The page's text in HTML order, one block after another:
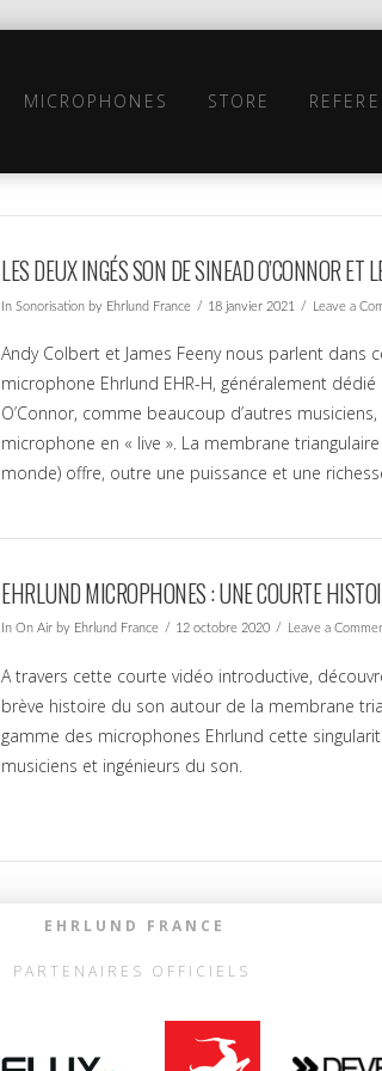
MICROPHONES STORE
LES DEUX INGÉS SON DE SINEAD O’CONNOR
In Sonorisation by Ehrlund France 18 janvier 2021 Leave a
Andy Colbert et James Feeny nous parlent dans
microphone Ehrlund EHR-H, généralement
O’Connor, comme beaucoup d’autres
microphone en « live ». La membrane
monde) offre, outre une puissance et une
EHRLUND MICROPHONES : UNE COURTE
In On Air by Ehrlund France 12 octobre 2020 Leave a
A travers cette courte vidéo introductive,
brève histoire du son autour de la membrane
gamme des microphones Ehrlund cette
musiciens et ingénieurs du son.
EHRLUND FRANCE
PARTENAIRES OFFICIELS